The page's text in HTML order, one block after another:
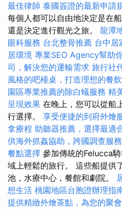
最佳律師 泰國簽證的最新申請
每個人都可以自由地決定是在
還是決定進行觀光之旅。 龍潭
眼科服務 台北整骨推薦 台中居
居環境 專業SEO Agency幫助
司，解決您的運輸需求 旅行社
風格的吧檯桌，打造理想的餐
園區專業推薦的除白蟻服務 精
呈現效果 在晚上，您可以從船
行選擇。 享受便捷的到府外燴
拿療程 助聽器推薦，選擇最適
供海外抓姦協助，跨國調查服務
餐點選擇 參加傳統的Felucca
域上輕鬆的旅行。 這些船提供
池，水療中心，餐館和劇院。
想生活 桃園地區台胞證辦理指
提供精緻外燴茶點，為您的聚